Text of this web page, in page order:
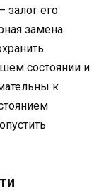
залог его
замена
состоянии и
к